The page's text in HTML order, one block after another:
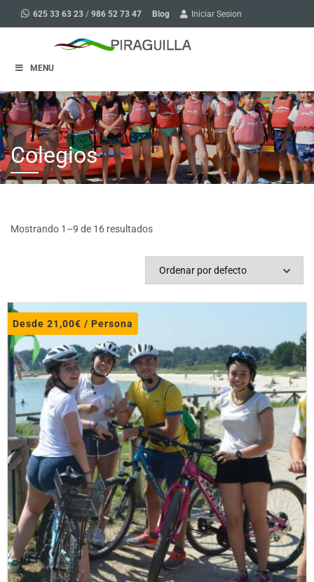
625 33 63 23 / 986 52 73 47 Blog Iniciar Sesion
MENU
Colegios
Mostrando 1–9 de 16 resultados
Desde 21,00€ / Persona